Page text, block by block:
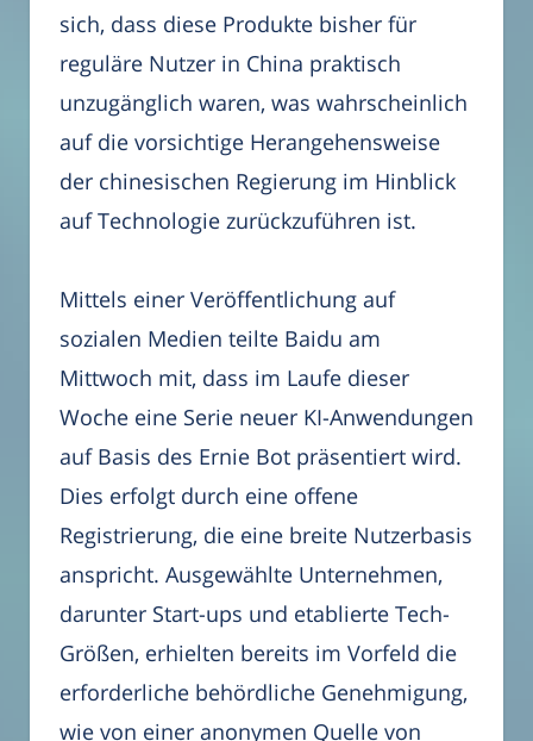
sich, dass diese Produkte bisher für
reguläre Nutzer in China praktisch
unzugänglich waren, was wahrscheinlich
auf die vorsichtige Herangehensweise
der chinesischen Regierung im Hinblick
auf Technologie zurückzuführen ist.
Mittels einer Veröffentlichung auf
sozialen Medien teilte Baidu am
Mittwoch mit, dass im Laufe dieser
Woche eine Serie neuer KI-Anwendungen
auf Basis des Ernie Bot präsentiert wird.
Dies erfolgt durch eine offene
Registrierung, die eine breite Nutzerbasis
anspricht. Ausgewählte Unternehmen,
darunter Start-ups und etablierte Tech-
Größen, erhielten bereits im Vorfeld die
erforderliche behördliche Genehmigung,
wie von einer anonymen Quelle von